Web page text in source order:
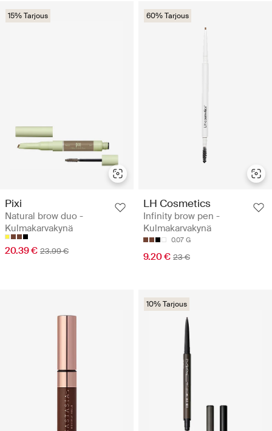
15% Tarjous
Pixi
Natural brow duo -
Kulmakarvakynä
20.39 € 23.99 €
60% Tarjous
LH Cosmetics
Infinity brow pen -
Kulmakarvakynä
0.07 G
9.20 € 23 €
10% Tarjous